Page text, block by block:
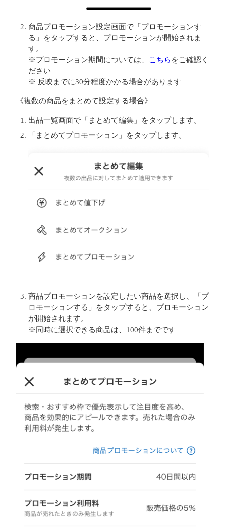
商品プロモーション設定画面で「プロモーションす
る」をタップすると、プロモーションが開始されま
す。
※プロモーション期間については、
こちら をご確認く
ださい
※ 反映までに30分程度かかる場合があります
《複数の商品をまとめて設定する場合》
出品一覧画面で「まとめて編集」をタップします。
「まとめてプロモーション」をタップします。
商品プロモーションを設定したい商品を選択し、「プ
ロモーションする」をタップすると、プロモーション
が開始されます。
※同時に選択できる商品は、100件までです